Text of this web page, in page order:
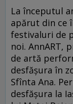
La începutul
apărut din ce
festivaluri de
noi. AnnART,
de artă
desfășura în
Sfînta Ana.
desfășura la